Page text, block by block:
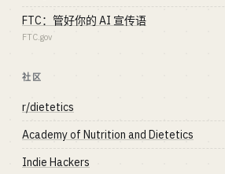
FTC：管好你的 AI 宣传语
FTC.gov
社区
r/dietetics
Academy of Nutrition and Dietetics
Indie Hackers